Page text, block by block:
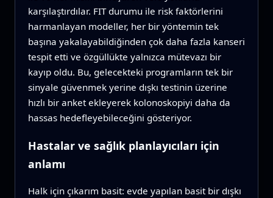
karşılaştırdılar. FIT durumu ile risk faktörlerini
harmanlayan modeller, her bir yöntemin tek
başına yakalayabildiğinden çok daha fazla kanseri
tespit etti ve özgüllükte yalnızca mütevazı bir
kayıp oldu. Bu, gelecekteki programların tek bir
sinyale güvenmek yerine dışkı testinin üzerine
hızlı bir anket ekleyerek kolonoskopiyi daha da
hassas hedefleyebileceğini gösteriyor.
Hastalar ve sağlık planlayıcıları için
anlamı
Halk için çıkarım basit: evde yapılan basit bir dışkı